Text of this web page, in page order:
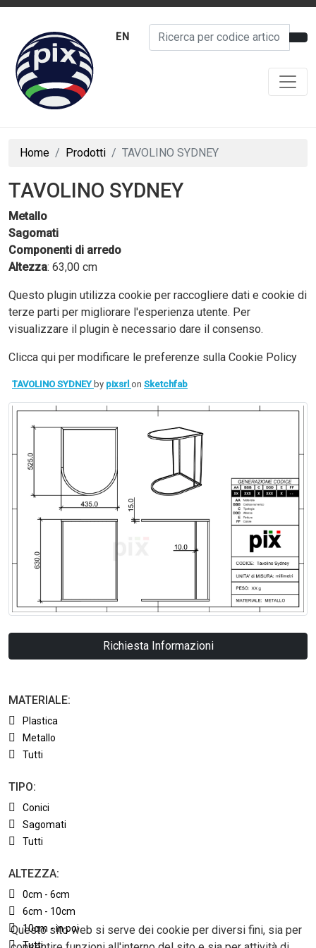
Questo sito web si serve dei cookie per diversi fini, sia per
EN
Home Prodotti TAVOLINO SYDNEY
MATERIALE:
Plastica
Metallo
Tutti
TIPO:
Conici
Sagomati
Tutti
ALTEZZA:
0cm - 6cm
6cm - 10cm
10cm - in poi
Tutti
TAVOLINO SYDNEY
Metallo
Sagomati
Componenti di arredo
Altezza: 63,00 cm
Questo plugin utilizza cookie per raccogliere dati e cookie di
terze parti per migliorare l'esperienza utente. Per
visualizzare il plugin è necessario dare il consenso.
Clicca qui per modificare le preferenze sulla Cookie Policy
TAVOLINO SYDNEY by pixsrl on Sketchfab
Richiesta Informazioni